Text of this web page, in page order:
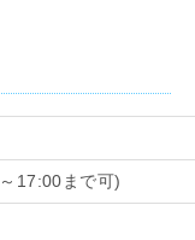
～ 17:00まで可)